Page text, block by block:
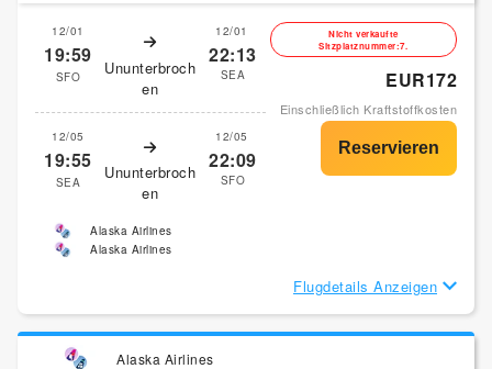
12/01
19:59
SFO
Ununterbroch
en
12/01
22:13
SEA
12/05
19:55
SEA
Ununterbroch
en
12/05
22:09
SFO
Nicht verkaufte
Sitzplatznummer:7.
EUR172
Einschließlich Kraftstoffkosten
Alaska Airlines
Alaska Airlines
Flugdetails Anzeigen
Alaska Airlines